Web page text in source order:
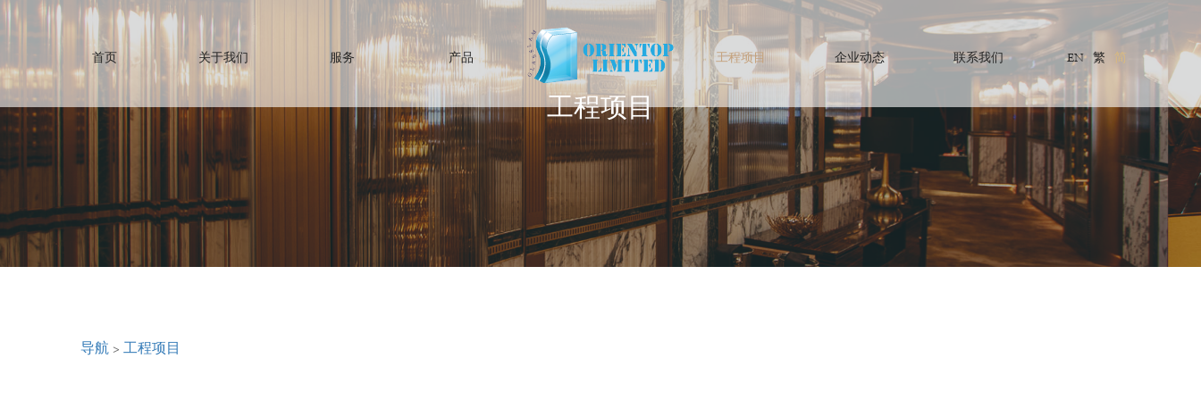
首页 关于我们 服务 产品 工程项目 企业动态 联系我们 EN 繁 简
工程项目
导航 > 工程项目